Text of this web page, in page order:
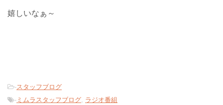
嬉しいなぁ～
-スタッフブログ
- ミムラスタッフブログ, ラジオ番組